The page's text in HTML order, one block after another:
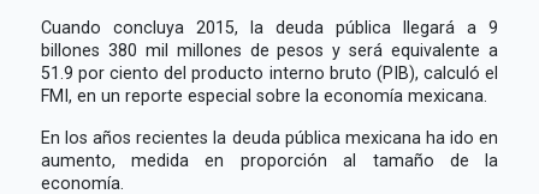
Cuando concluya 2015, la deuda pública llegará a 9
billones 380 mil millones de pesos y será equivalente a
51.9 por ciento del producto interno bruto (PIB), calculó el
FMI, en un reporte especial sobre la economía mexicana.
En los años recientes la deuda pública mexicana ha ido en
aumento, medida en proporción al tamaño de la
economía.